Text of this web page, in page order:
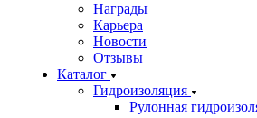
Награды
Карьера
Новости
Отзывы
Каталог
Гидроизоляция
Рулонная